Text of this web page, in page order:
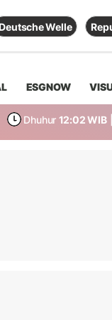
Deutsche Welle
ESGNOW
Dhuhur 12:02 WIB